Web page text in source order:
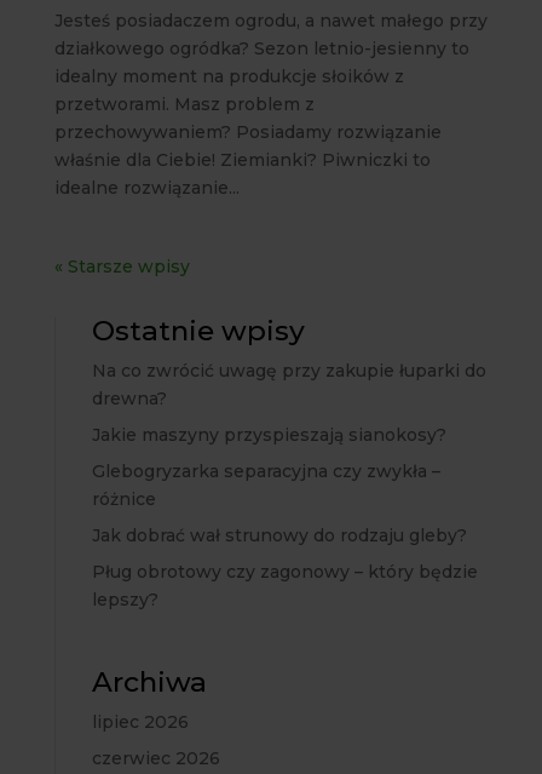
Jesteś posiadaczem ogrodu, a nawet małego przy
działkowego ogródka? Sezon letnio-jesienny to
idealny moment na produkcje słoików z
przetworami. Masz problem z
przechowywaniem? Posiadamy rozwiązanie
właśnie dla Ciebie! Ziemianki? Piwniczki to
idealne rozwiązanie...
« Starsze wpisy
Ostatnie wpisy
Na co zwrócić uwagę przy zakupie łuparki do
drewna?
Jakie maszyny przyspieszają sianokosy?
Glebogryzarka separacyjna czy zwykła –
różnice
Jak dobrać wał strunowy do rodzaju gleby?
Pług obrotowy czy zagonowy – który będzie
lepszy?
Archiwa
lipiec 2026
czerwiec 2026